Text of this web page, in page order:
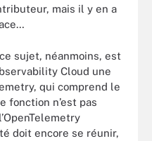
mais il y en a
sujet, néanmoins, est
Cloud une
qui comprend le
fonction n’est pas
doit encore se réunir,